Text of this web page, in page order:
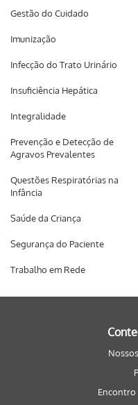
Gestão do Cuidado
Imunização
Infecção do Trato Urinário
Insuficiência Hepática
Integralidade
Prevenção e Detecção de
Agravos Prevalentes
Questões Respiratórias na
Infância
Saúde da Criança
Segurança do Paciente
Trabalho em Rede
Encontro